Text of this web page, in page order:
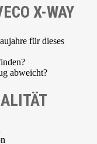
X-WAY
für dieses
abweicht?